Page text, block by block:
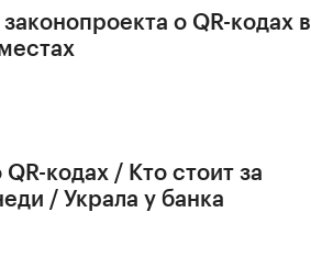
о QR-кодах в
кодах / Кто стоит за
/ Украла у банка